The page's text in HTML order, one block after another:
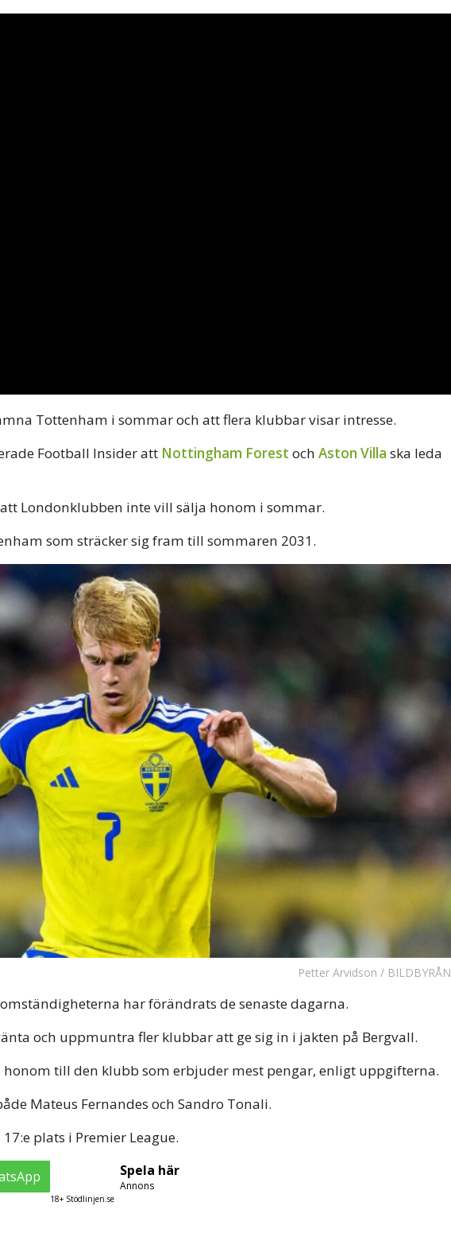
Tottenham i sommar och att flera klubbar visar intresse.
Football Insider att Nottingham Forest och Aston Villa ska leda
Londonklubben inte vill sälja honom i sommar.
som sträcker sig fram till sommaren 2031.
Petter Arvidson / BILDBYRÅN
har förändrats de senaste dagarna.
och uppmuntra fler klubbar att ge sig in i jakten på Bergvall.
till den klubb som erbjuder mest pengar, enligt uppgifterna.
Mateus Fernandes och Sandro Tonali.
plats i Premier League.
18+ Stödlinjen.se
Spela här
Annons